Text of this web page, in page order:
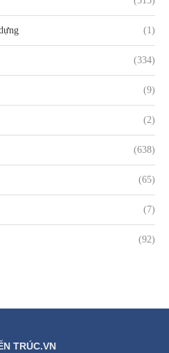
(1)
(334)
(9)
(2)
(638)
(65)
(7)
(92)
TRÚC.VN